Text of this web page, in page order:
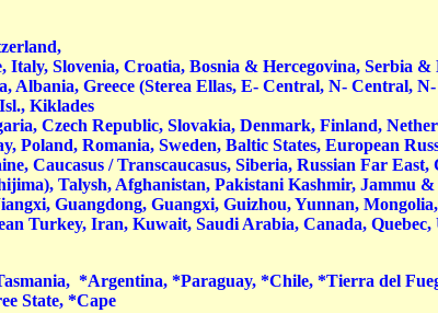
Italy, Slovenia, Croatia, Bosnia & Hercegovina, Serbia &
Albania, Greece (Sterea Ellas, E- Central, N- Central,
Kiklades
Czech Republic, Slovakia, Denmark, Finland,
Poland, Romania, Sweden, Baltic States, European
Caucasus / Transcaucasus, Siberia, Russian Far East,
Talysh, Afghanistan, Pakistani Kashmir, Jammu
Guangdong, Guangxi, Guizhou, Yunnan,
Turkey, Iran, Kuwait, Saudi Arabia, Canada, Quebec,
*Argentina, *Paraguay, *Chile, *Tierra del
State, *Cape